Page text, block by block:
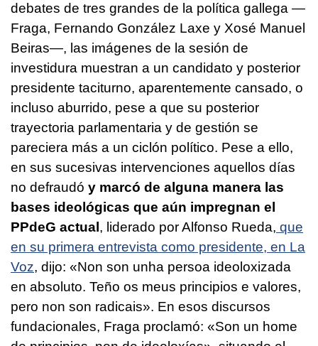
debates de tres grandes de la política gallega —
Fraga, Fernando González Laxe y Xosé Manuel
Beiras—, las imágenes de la sesión de
investidura muestran a un candidato y posterior
presidente taciturno, aparentemente cansado, o
incluso aburrido, pese a que su posterior
trayectoria parlamentaria y de gestión se
pareciera más a un ciclón político. Pese a ello,
en sus sucesivas intervenciones aquellos días
no defraudó y marcó de alguna manera las
bases ideológicas que aún impregnan el
PPdeG actual , liderado por Alfonso Rueda, que
en su primera entrevista como presidente, en La
Voz, dijo: «Non son unha persoa ideoloxizada
en absoluto. Teño os meus principios e valores,
pero non son radicais». En esos discursos
fundacionales, Fraga proclamó: «Son un home